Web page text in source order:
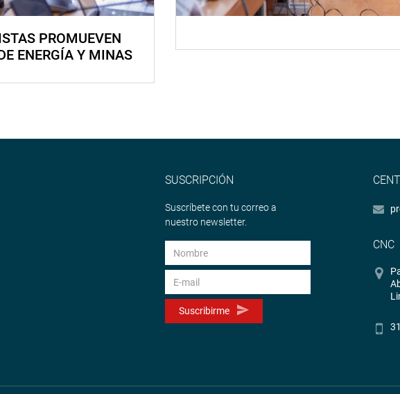
PROMUEVEN
ENERGÍA Y MINAS
SUSCRIPCIÓN
Suscríbete con tu correo a
nuestro newsletter.
Suscribirme
CNC